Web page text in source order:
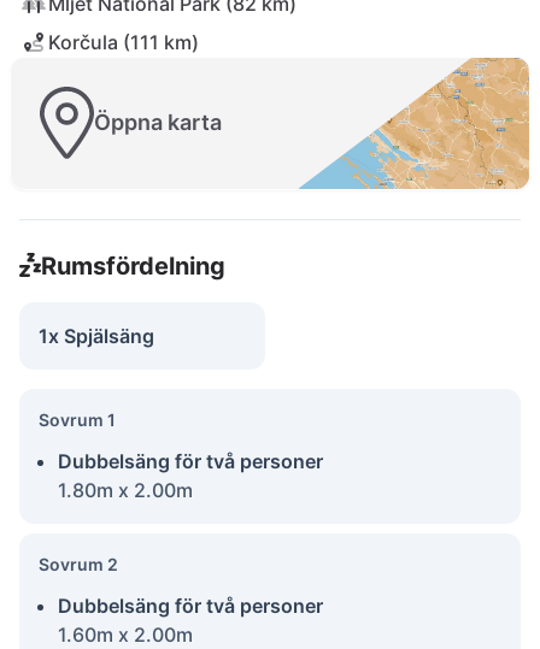
Korčula (111 km)
Öppna karta
Rumsfördelning
1x Spjälsäng
Sovrum 1
Dubbelsäng för två personer
1.80m x 2.00m
Sovrum 2
Dubbelsäng för två personer
1.60m x 2.00m